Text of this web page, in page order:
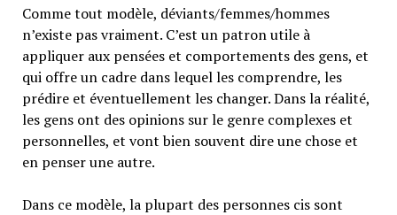
Comme tout modèle, déviants/femmes/hommes
n’existe pas vraiment. C’est un patron utile à
appliquer aux pensées et comportements des gens, et
qui offre un cadre dans lequel les comprendre, les
prédire et éventuellement les changer. Dans la réalité,
les gens ont des opinions sur le genre complexes et
personnelles, et vont bien souvent dire une chose et
en penser une autre.
Dans ce modèle, la plupart des personnes cis sont